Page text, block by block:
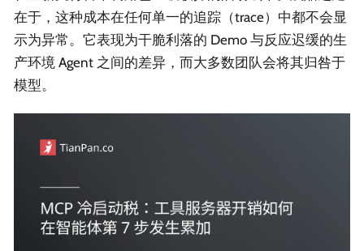
在于，这种成本在任何单一的追踪（trace）中都不会显
示为异常。它表现为干脆利落的 Demo 与反应迟缓的生
产环境 Agent 之间的差异，而大多数团队会将其归咎于
模型。